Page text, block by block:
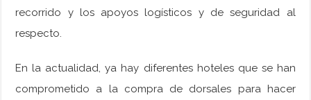
recorrido y los apoyos logísticos y de seguridad al
respecto.
En la actualidad, ya hay diferentes hoteles que se han
comprometido a la compra de dorsales para hacer